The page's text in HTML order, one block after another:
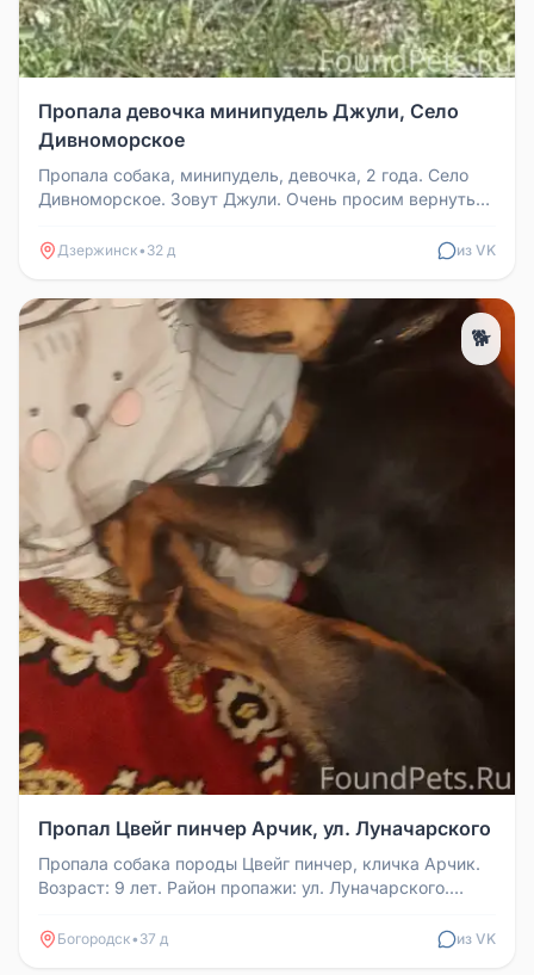
Пропала девочка минипудель Джули, Село
Дивноморское
Пропала собака, минипудель, девочка, 2 года. Село
Дивноморское. Зовут Джули. Очень просим вернуть
Дзержинск• 32 д из VK
🐕
Пропал Цвейг пинчер Арчик, ул. Луначарского
Пропала собака породы Цвейг пинчер, кличка Арчик.
Возраст: 9 лет. Район пропажи: ул. Луначарского.
Богородск• 37 д из VK